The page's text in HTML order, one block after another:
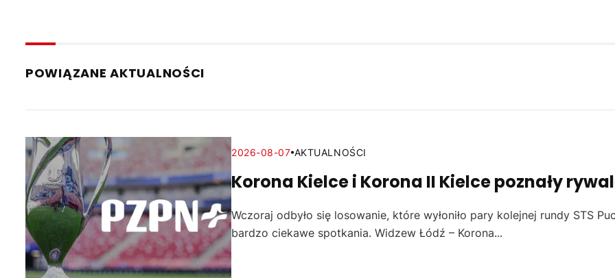
POWIĄZANE AKTUALNOŚCI
2026-08-07 AKTUALNOŚCI
Korona Kielce i Korona II Kielce poznały
Wczoraj odbyło się losowanie, które wyłoniło pary kolejnej rundy STS
bardzo ciekawe spotkania. Widzew Łódź – Korona...